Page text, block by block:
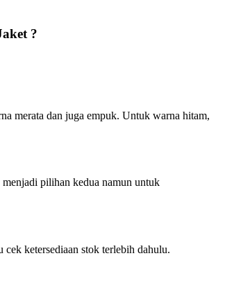
?
merata dan juga empuk. Untuk warna hitam,
pilihan kedua namun untuk
ketersediaan stok terlebih dahulu.